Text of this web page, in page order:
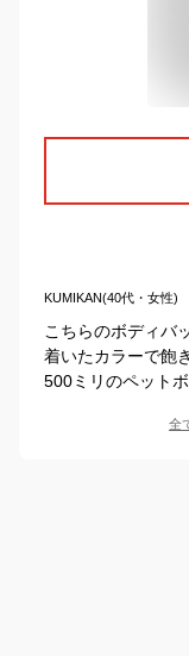
KUMIKAN(40代・女性)
こちらのボディバ
着いたカラーで飽
500ミリのペット
全